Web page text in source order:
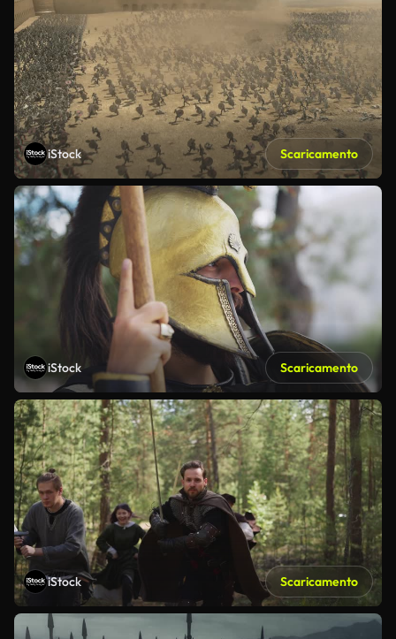
iStock Scaricamento
iStock Scaricamento
iStock Scaricamento